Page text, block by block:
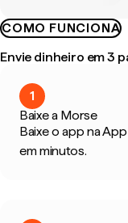
COMO FUNCIONA
Envie dinheiro em 3
1
Baixe a Morse
Baixe o app na
em minutos.